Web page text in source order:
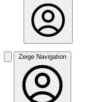
Zeige Navigation